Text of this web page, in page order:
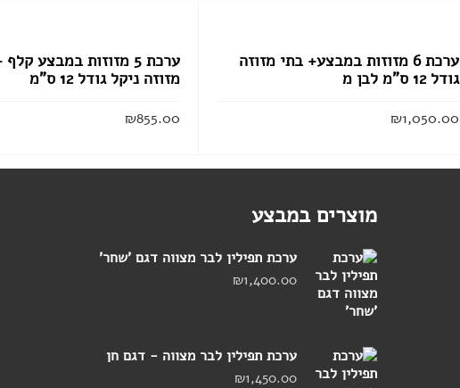
ערכת 5 מזוזות במבצע
מזוזה ניקל גודל 12 ס”מ
₪855.00
ערכת 6 מזוזות במבצע+ בתי מזוזה
גודל 12 ס”מ לבן מ
₪1,050.00
מוצרים במבצע
ערכת תפילין לבר מצווה דגם 'שחר'
₪1,400.00
ערכת תפילין לבר מצווה - דגם חן
₪1,450.00